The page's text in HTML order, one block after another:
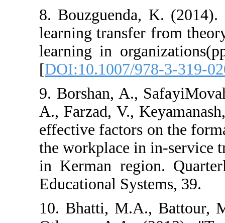
8.
learning
learning in
[DOI:10.1007/
9. Borshan, A.,
A., Farzad, V.,
effective
the workplace
in Kerman
Educational
10. Bhatti,